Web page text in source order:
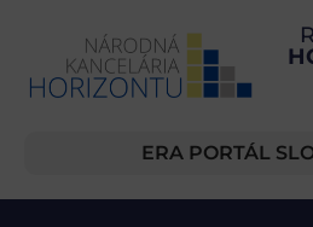
ERA PORTÁL